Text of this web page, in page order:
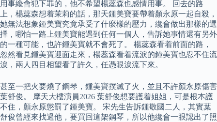
用事纔會犯下罪的，他不希望楊蕊森也感情用事。 回去的路
上，楊蕊森想着茉莉的話，那天鍾美寶要帶着顏永原一起自殺，
她無法想象鍾美寶究竟承受了什麼樣的壓力，纔會做出那樣的選
擇，哪怕一路上鍾美寶能遇到任何一個人，告訴她事情還有另外
的一種可能，也許鍾美寶就不會死了。 楊蕊森看着前面的路，
忽然看見鍾美寶迎面走來，楊蕊森看着流淚的鐘美寶也忍不住流
淚，兩人四目相望看了許久，任憑眼淚流下來。
甚至一把火要燒了鋼琴，鍾美寶撲滅了火，並且不許顏永原傷害
葉舒俊。 摩天大樓演員2026 葉舒俊想要護着姐姐，可是根本護
不住，顏永原懲罰了鍾美寶。 宋先生告訴鍾敬國二人，其實葉
舒俊曾經來找過他，要買回這架鋼琴，所以他纔會一眼認出了照